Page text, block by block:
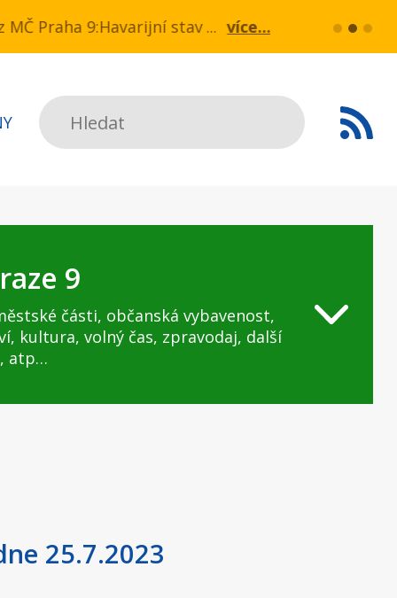
v ul. Drahobejlova,
MČ Praha 9:Havarijní stav ulice Kbelská (úsek
více... HAVARIJNÍ
Hledat
9
části, občanská vybavenost,
kultura, volný čas, zpravodaj, další
atp…
25.7.2023